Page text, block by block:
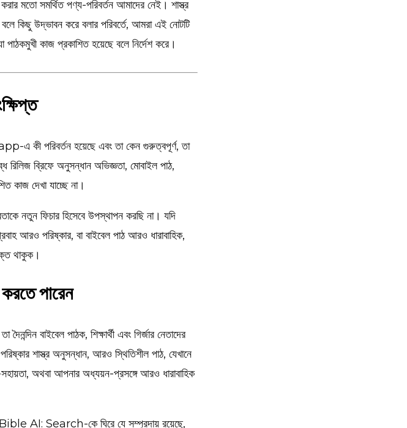
মতো সমর্থিত পণ্য-পরিবর্তন আমাদের নেই। শাস্ত্র
কিছু উদ্ভাবন করে বলার পরিবর্তে, আমরা এই নোটটি
কাজ প্রকাশিত হয়েছে বলে নির্দেশ করে।
এ কী পরিবর্তন হয়েছে এবং তা কেন গুরুত্বপূর্ণ, তা
রিলিজ ব্রিফে অনুসন্ধান অভিজ্ঞতা, মোবাইল পাঠ,
কাজ দেখা যাচ্ছে না।
নতুন ফিচার হিসেবে উপস্থাপন করছি না। যদি
আরও পরিষ্কার, বা বাইবেল পাঠ আরও ধারাবাহিক,
থাকুক।
পারেন
বাইবেল পাঠক, শিক্ষার্থী এবং গির্জার নেতাদের
শাস্ত্র অনুসন্ধান, আরও স্থিতিশীল পাঠ, যেখানে
অথবা আপনার অধ্যয়ন-প্রসঙ্গে আরও ধারাবাহিক
AI: Search-কে ঘিরে যে সম্প্রদায় রয়েছে,